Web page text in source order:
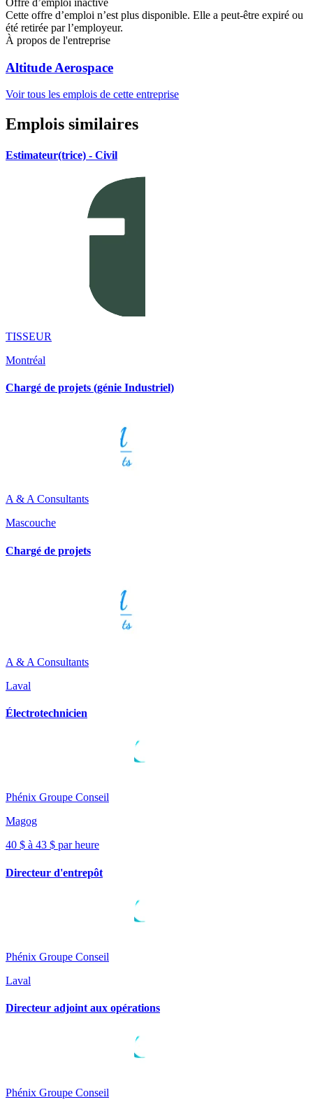
Offre d’emploi inactive
Cette offre d’emploi n’est plus disponible. Elle a peut-être expiré ou
été retirée par l’employeur.
À propos de l'entreprise
Altitude Aerospace
Voir tous les emplois de cette entreprise
Emplois similaires
Estimateur(trice) - Civil
TISSEUR
Montréal
Chargé de projets (génie Industriel)
A & A Consultants
Mascouche
Chargé de projets
A & A Consultants
Laval
Électrotechnicien
Phénix Groupe Conseil
Magog
40 $ à 43 $ par heure
Directeur d'entrepôt
Phénix Groupe Conseil
Laval
Directeur adjoint aux opérations
Phénix Groupe Conseil